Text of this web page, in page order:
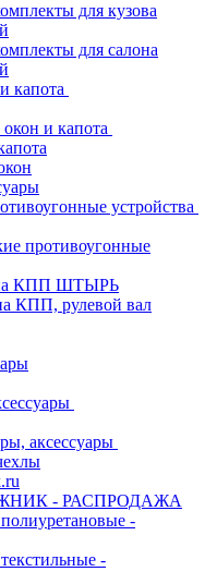
для кузова
для салона
капота
и капота
устройства
противоугонные
КПП ШТЫРЬ
КПП, рулевой вал
аксессуары
- РАСПРОДАЖА
-
-